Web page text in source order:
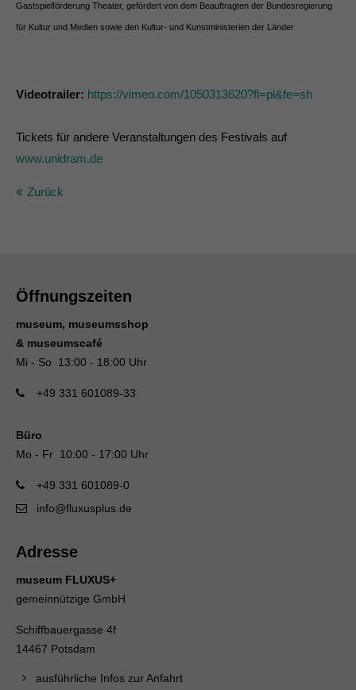
Gastspielförderung Theater, gefördert von dem Beauftragten der Bundesregierung
für Kultur und Medien sowie den Kultur- und Kunstministerien der Länder
Videotrailer: https://vimeo.com/1050313620?fl=pl&fe=sh
Tickets für andere Veranstaltungen des Festivals auf
www.unidram.de
Zurück
Öffnungszeiten
museum, museumsshop
& museumscafé
Mi - So 13:00 - 18:00 Uhr
+49 331 601089-33
Büro
Mo - Fr 10:00 - 17:00 Uhr
+49 331 601089-0
info@fluxusplus.de
Adresse
museum FLUXUS+
gemeinnützige GmbH
Schiffbauergasse 4f
14467 Potsdam
ausführliche Infos zur Anfahrt